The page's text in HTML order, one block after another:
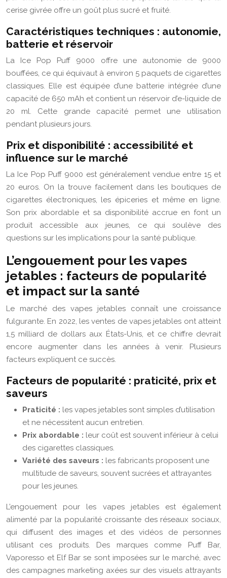
cerise givrée offre un goût plus sucré et fruité.
Caractéristiques techniques : autonomie,
batterie et réservoir
La Ice Pop Puff 9000 offre une autonomie de 9000
bouffées, ce qui équivaut à environ 5 paquets de cigarettes
classiques. Elle est équipée d’une batterie intégrée d’une
capacité de 650 mAh et contient un réservoir d’e-liquide de
20 ml. Cette grande capacité permet une utilisation
pendant plusieurs jours.
Prix et disponibilité : accessibilité et
influence sur le marché
La Ice Pop Puff 9000 est généralement vendue entre 15 et
20 euros. On la trouve facilement dans les boutiques de
cigarettes électroniques, les épiceries et même en ligne.
Son prix abordable et sa disponibilité accrue en font un
produit accessible aux jeunes, ce qui soulève des
questions sur les implications pour la santé publique.
L’engouement pour les vapes
jetables : facteurs de popularité
et impact sur la santé
Le marché des vapes jetables connaît une croissance
fulgurante. En 2022, les ventes de vapes jetables ont atteint
1,5 milliard de dollars aux États-Unis, et ce chiffre devrait
encore augmenter dans les années à venir. Plusieurs
facteurs expliquent ce succès.
Facteurs de popularité : praticité, prix et
saveurs
Praticité : les vapes jetables sont simples d’utilisation
et ne nécessitent aucun entretien.
Prix abordable : leur coût est souvent inférieur à celui
des cigarettes classiques.
Variété des saveurs : les fabricants proposent une
multitude de saveurs, souvent sucrées et attrayantes
pour les jeunes.
L’engouement pour les vapes jetables est également
alimenté par la popularité croissante des réseaux sociaux,
qui diffusent des images et des vidéos de personnes
utilisant ces produits. Des marques comme Puff Bar,
Vaporesso et Elf Bar se sont imposées sur le marché, avec
des campagnes marketing axées sur des visuels attrayants